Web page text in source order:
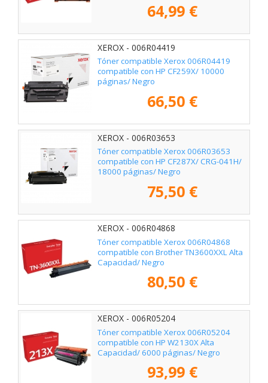
64,99 €
XEROX - 006R04419
Tóner compatible Xerox 006R04419
compatible con HP CF259X/ 10000
páginas/ Negro
66,50 €
XEROX - 006R03653
Tóner compatible Xerox 006R03653
compatible con HP CF287X/ CRG-041H/
18000 páginas/ Negro
75,50 €
XEROX - 006R04868
Tóner compatible Xerox 006R04868
compatible con Brother TN3600XXL Alta
Capacidad/ Negro
80,50 €
XEROX - 006R05204
Tóner compatible Xerox 006R05204
compatible con HP W2130X Alta
Capacidad/ 6000 páginas/ Negro
93,99 €